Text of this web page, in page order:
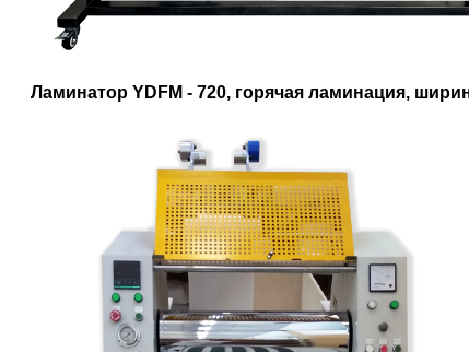
Ламинатор YDFM - 720, горячая ламинация,